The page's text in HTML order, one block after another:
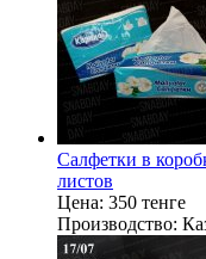
Салфетки в
листов
Цена: 350 тенге
Производство: